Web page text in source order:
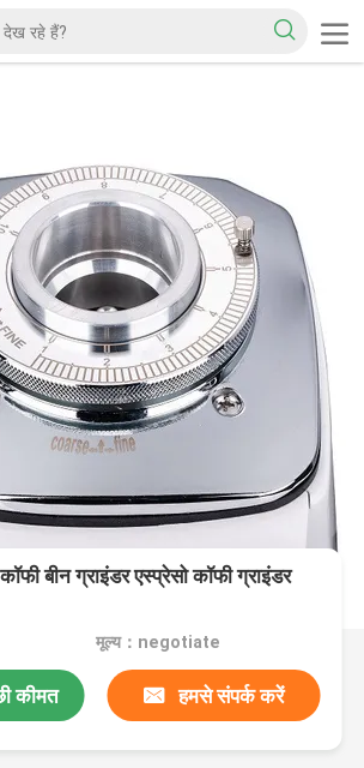
कॉफी बीन ग्राइंडर एस्प्रेसो कॉफी ग्राइंडर
मूल्य：negotiate
कीमत हमसे संपर्क करें